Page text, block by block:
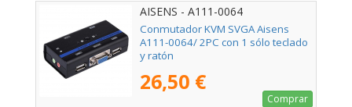
AISENS - A111-0064
Conmutador KVM SVGA Aisens
A111-0064/ 2PC con 1 sólo teclado
y ratón
26,50 €
Comprar